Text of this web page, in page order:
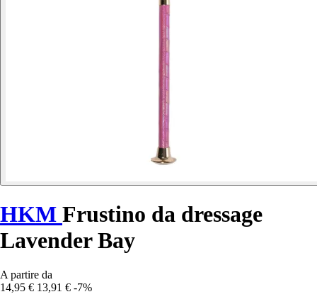
HKM Frustino da dressage
Lavender Bay
A partire da
14,95 € 13,91 € -7%